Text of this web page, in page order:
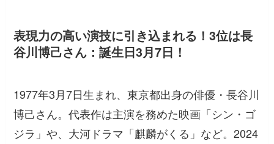
表現力の高い演技に引き込まれる！3位は長
谷川博己さん：誕生日3月7日！
1977年3月7日生まれ、東京都出身の俳優・長谷川
博己さん。代表作は主演を務めた映画「シン・ゴ
ジラ」や、大河ドラマ「麒麟がくる」など。2024